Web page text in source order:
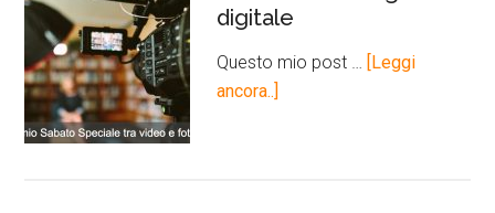
digitale
Questo mio post …
[Leggi
ancora..]